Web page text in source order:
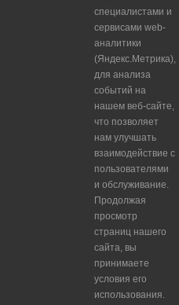
специалистами и
сервисами web-
аналитики
(Яндекс.Метрика),
для анализа
событий на
нашем веб-сайте,
что позволяет
нам улучшать
взаимодействие с
пользователями
и обслуживание.
Продолжая
просмотр
страниц нашего
сайта, вы
принимаете
условия его
использования.